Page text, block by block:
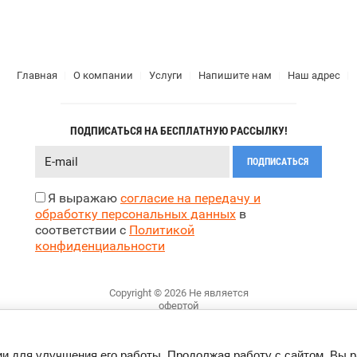
Главная О компании Услуги Напишите нам Наш адрес
ПОДПИСАТЬСЯ НА БЕСПЛАТНУЮ РАССЫЛКУ!
Я выражаю согласие на передачу и
обработку персональных данных в
соответствии с Политикой
конфиденциальности
ПОДПИСАТЬСЯ
Copyright © 2026 Не является
офертой